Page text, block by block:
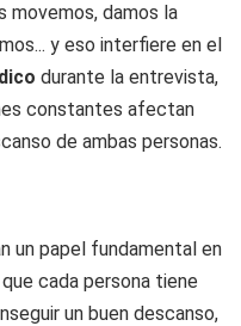
movemos, damos la
y eso interfiere en el
durante la entrevista,
constantes afectan
de ambas personas.
un papel fundamental en
cada persona tiene
un buen descanso,